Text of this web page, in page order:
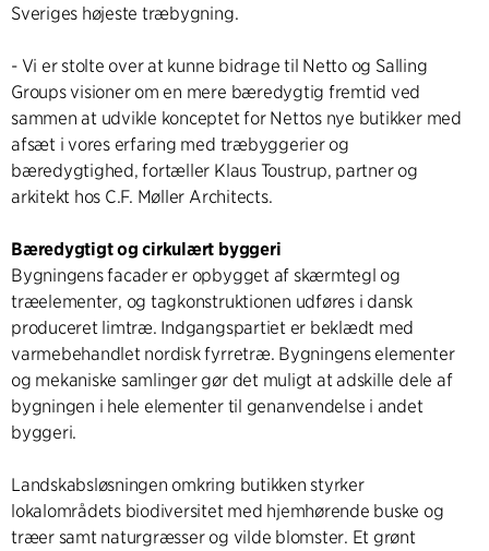
Sveriges højeste træbygning.
- Vi er stolte over at kunne bidrage til Netto og Salling
Groups visioner om en mere bæredygtig fremtid ved
sammen at udvikle konceptet for Nettos nye butikker med
afsæt i vores erfaring med træbyggerier og
bæredygtighed, fortæller Klaus Toustrup, partner og
arkitekt hos C.F. Møller Architects.
Bæredygtigt og cirkulært byggeri
Bygningens facader er opbygget af skærmtegl og
træelementer, og tagkonstruktionen udføres i dansk
produceret limtræ. Indgangspartiet er beklædt med
varmebehandlet nordisk fyrretræ. Bygningens elementer
og mekaniske samlinger gør det muligt at adskille dele af
bygningen i hele elementer til genanvendelse i andet
byggeri.
Landskabsløsningen omkring butikken styrker
lokalområdets biodiversitet med hjemhørende buske og
træer samt naturgræsser og vilde blomster. Et grønt